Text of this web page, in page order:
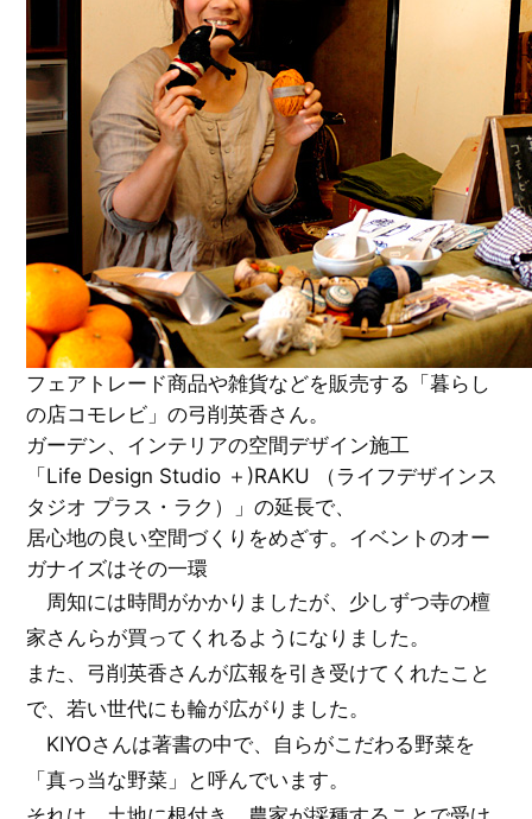
フェアトレード商品や雑貨などを販売する「暮らし
の店コモレビ」の弓削英香さん。
ガーデン、インテリアの空間デザイン施工
「Life Design Studio ＋)RAKU （ライフデザインス
タジオ プラス・ラク）」の延長で、
居心地の良い空間づくりをめざす。イベントのオー
ガナイズはその一環
周知には時間がかかりましたが、少しずつ寺の檀
家さんらが買ってくれるようになりました。
また、弓削英香さんが広報を引き受けてくれたこと
で、若い世代にも輪が広がりました。
KIYOさんは著書の中で、自らがこだわる野菜を
「真っ当な野菜」と呼んでいます。